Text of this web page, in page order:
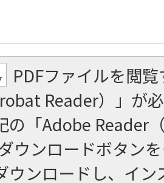
PDFファイルを閲
Reader）」が
の「Adobe Reader
ウンロードボタン
ウンロードし、イ